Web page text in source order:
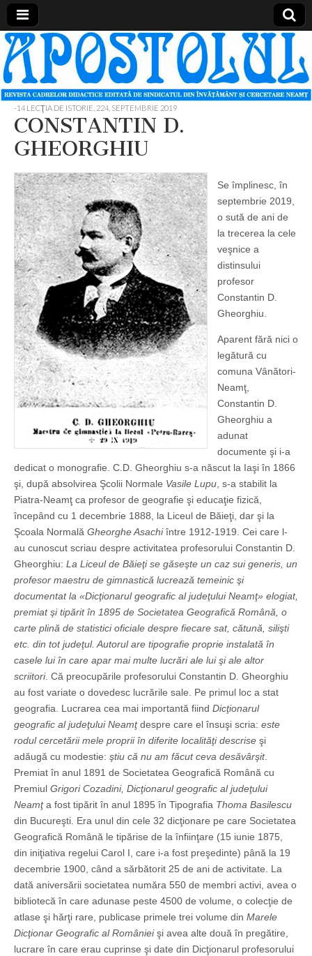
Apostolul
Revista
cadrelor
didactice
din
judetul
Neamt
-14 LECŢIA DE ISTORIE 224, SEPTEMBRIE 2019
CONSTANTIN D.
GHEORGHIU
Se împlinesc, în
septembrie 2019,
o sută de ani de
la trecerea la cele
veşnice a
distinsului
profesor
Constantin D.
Gheorghiu.
Aparent fără nici o
legătură cu
comuna Vânători-
Neamţ,
Constantin D.
Gheorghiu a
adunat
documente şi i-a
dedicat o monografie. C.D. Gheorghiu s-a născut la Iaşi în 1866
şi, după absolvirea Şcolii Normale Vasile Lupu, s-a stabilit la
Piatra-Neamţ ca profesor de geografie şi educaţie fizică,
începând cu 1 decembrie 1888, la Liceul de Băieţi, dar şi la
Şcoala Normală Gheorghe Asachiîntre 1912-1919. Cei care l-
au cunoscut scriau despre activitatea profesorului Constantin D.
Gheorghiu: La Liceul de Băieţi se găseşte un caz sui generis, un
profesor maestru de gimnastică lucrează temeinic şi
documentat la «Dicţionarul geografic al judeţului Neamţ» elogiat,
premiat şi tipărit în 1895 de Societatea Geografică Română, o
carte plină de statistici oficiale despre fiecare sat, cătună, silişti
etc. din tot judeţul. Autorul are tipografie proprie instalată în
casele lui în care apar mai multe lucrări ale lui şi ale altor
scriitori. Că preocupările profesorului Constantin D. Gheorghiu
au fost variate o dovedesc lucrările sale. Pe primul loc a stat
geografia. Lucrarea cea mai importantă fiind Dicţionarul
geografic al judeţului Neamţdespre care el însuşi scria: este
rodul cercetării mele proprii în diferite localităţi descrise şi
adăugă cu modestie: ştiu că nu am făcut ceva desăvârşit.
Premiat în anul 1891 de Societatea Geografică Română cu
Premiul Grigori Cozadini, Dicţionarul geografic al judeţului
Neamţa fost tipărit în anul 1895 în Tipografia Thoma Basilescu
din Bucureşti. Era unul din cele 32 dicţionare pe care Societatea
Geografică Română le tipărise de la înfiinţare (15 iunie 1875,
din iniţiativa regelui Carol I, care i-a fost preşedinte) până la 19
decembrie 1900, când a sărbătorit 25 de ani de activitate. La
dată aniversării societatea număra 550 de membri activi, avea o
bibliotecă în care adunase peste 4500 de volume, o colecţie de
atlase şi hărţi rare, publicase primele trei volume din Marele
Dicţionar Geografic al Românieişi avea alte două în pregătire,
lucrare în care erau cuprinse şi date din Dicţionarul profesorului